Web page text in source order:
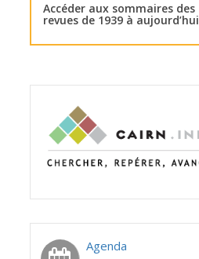
Accéder aux sommaires des
revues de 1939 à aujourd’hui
Agenda